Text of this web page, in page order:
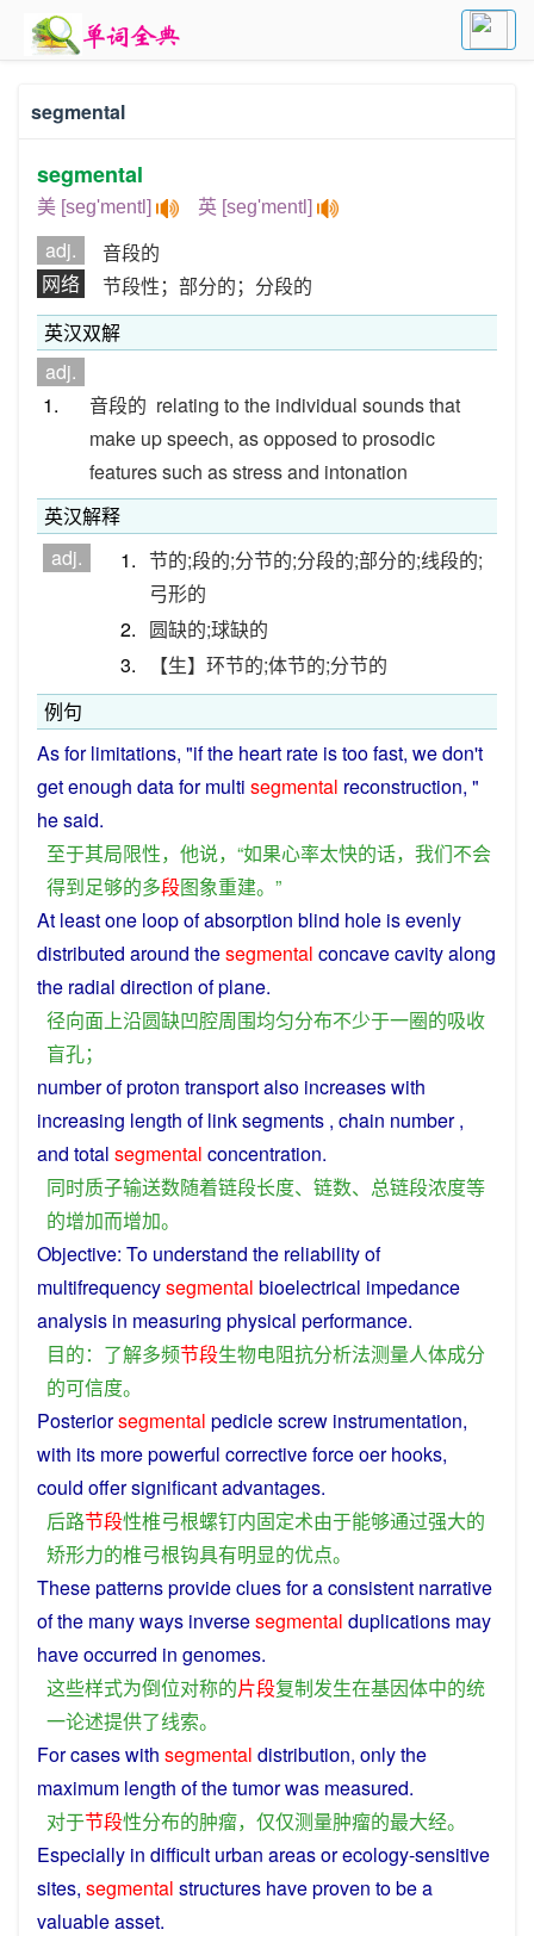
segmental
segmental
美 [seg'mentl] 英 [seg'mentl]
adj.
音段的
网络
节段性；部分的；分段的
英汉双解
adj.
1.
音段的 relating to the individual sounds that
make up speech, as opposed to prosodic
features such as stress and intonation
英汉解释
adj.
1. 节的;段的;分节的;分段的;部分的;线段的;
弓形的
2. 圆缺的;球缺的
3.
【生】环节的;体节的;分节的
例句
Asforlimitations, "ifthe heart rate istoofast, wedon't
getenough datafor multi segmental reconstruction, "
hesaid.
至于其局限性， 他说，“如果心率太快的话， 我们不会
得到足够的多段图象重建。”
At leastone loopofabsorption blind hole isevenly
distributed around thesegmental concavecavityalong
the radial direction ofplane.
径向面上沿圆缺凹腔周围均匀分布不少于一圈的吸收
盲孔；
numberofproton transportalso increaseswith
increasing length of linksegments , chain number,
and total segmental concentration.
同时质子输送数随着链段长度、 链数、 总链段浓度等
的增加而增加。
Objective: To understand the reliabilityof
multifrequencysegmental bioelectrical impedance
analysis in measuring physical performance.
目的： 了解多频节段生物电阻抗分析法测量人体成分
的可信度。
Posteriorsegmental pediclescrew instrumentation,
with its morepowerful correctiveforceoerhooks,
could offersignificantadvantages.
后路节段性椎弓根螺钉内固定术由于能够通过强大的
矫形力的椎弓根钩具有明显的优点。
Thesepatternsprovidecluesforaconsistent narrative
ofthe many ways inversesegmental duplications may
haveoccurred in genomes.
这些样式为倒位对称的片段复制发生在基因体中的统
一论述提供了线索。
Forcases with segmental distribution, only the
maximum length ofthetumorwas measured.
对于节段性分布的肿瘤， 仅仅测量肿瘤的最大经。
Especially in difficult urban areasorecology-sensitive
sites, segmental structures haveproven tobea
valuableasset.